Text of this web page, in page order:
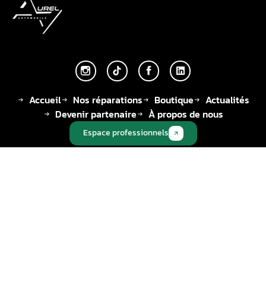
Accueil Nos réparations Boutique
Actualités
Devenir partenaire
À propos de nous
Espace professionnels